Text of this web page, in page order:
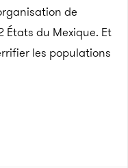
de
États du Mexique. Et
les populations